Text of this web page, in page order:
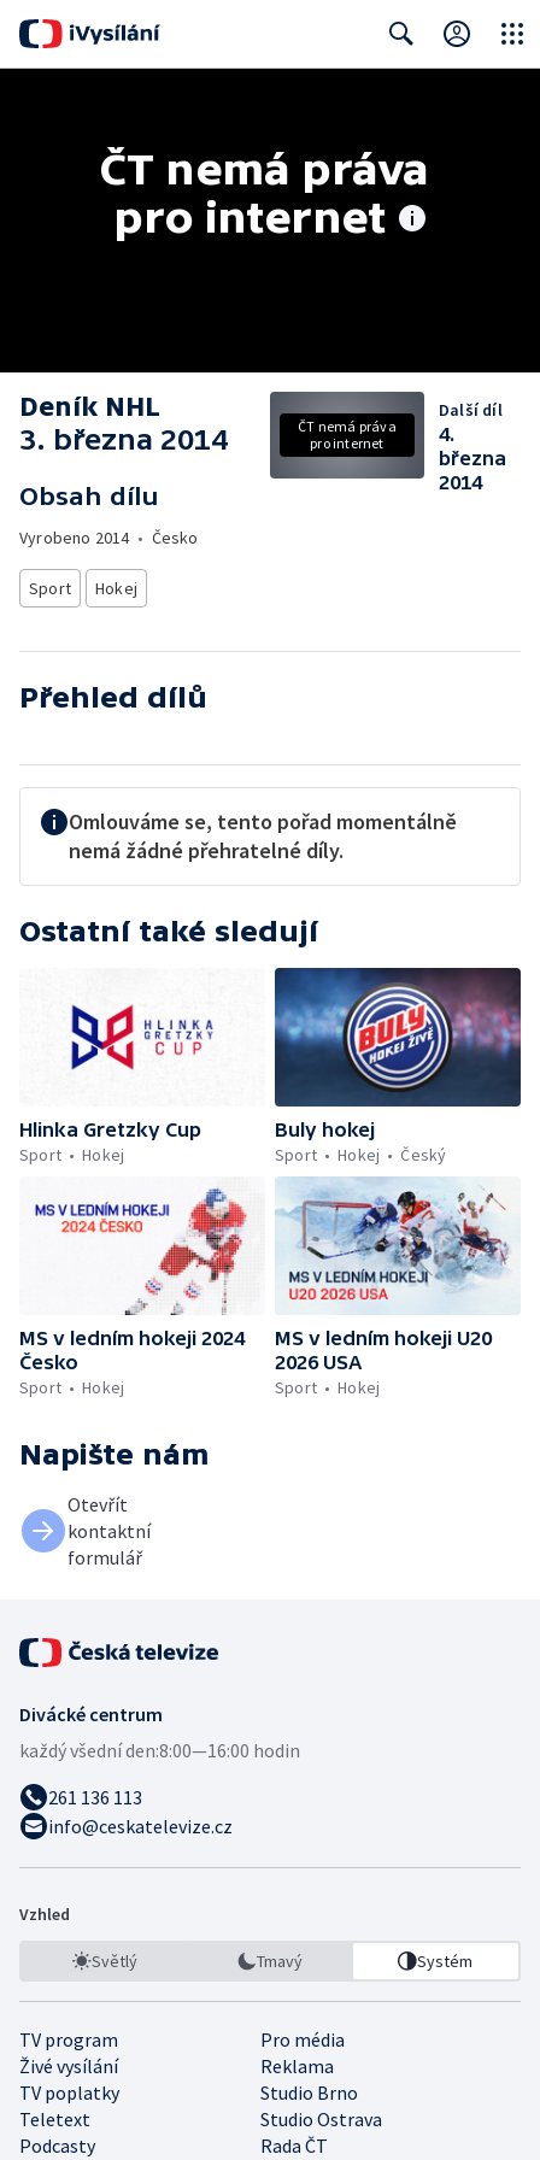
ČT nemá práva
pro internet
Deník NHL
3. března 2014
Obsah dílu
Vyrobeno 2014• Česko
Sport Hokej
ČT nemá práva
pro internet
Další díl
4.
března
2014
Přehled dílů
Omlouváme se, tento pořad momentálně
nemá žádné přehratelné díly.
Ostatní také sledují
Hlinka Gretzky Cup
Sport
Hokej
Buly hokej
Sport
Hokej Český
MS v ledním hokeji 2024
Česko
Sport
Hokej
MS v ledním hokeji U20
2026 USA
Sport
Hokej
Napište nám
Otevřít
kontaktní
formulář
Divácké centrum
každý všední den:8:00—16:00 hodin
261 136 113
info@ceskatelevize.cz
Vzhled
Světlý Tmavý Systém
TV program
Pro média
Živé vysílání
Reklama
TV poplatky
Studio Brno
Teletext
Studio Ostrava
Podcasty
Rada ČT